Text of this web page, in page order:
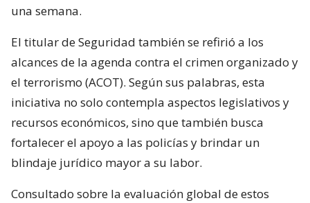
una semana.
El titular de Seguridad también se refirió a los
alcances de la agenda contra el crimen organizado y
el terrorismo (ACOT). Según sus palabras, esta
iniciativa no solo contempla aspectos legislativos y
recursos económicos, sino que también busca
fortalecer el apoyo a las policías y brindar un
blindaje jurídico mayor a su labor.
Consultado sobre la evaluación global de estos